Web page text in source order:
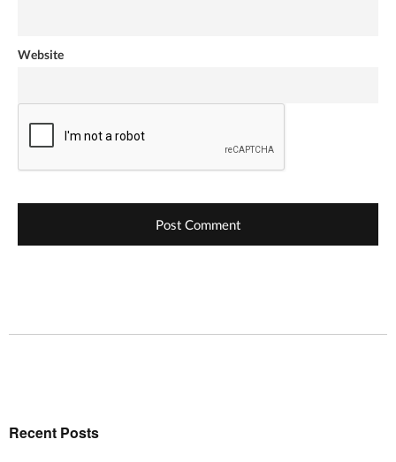
Website
Recent Posts